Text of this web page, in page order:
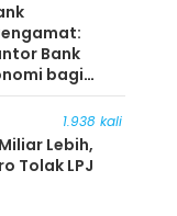
Bank
bagi
1.938 kali
Lebih,
Tolak LPJ